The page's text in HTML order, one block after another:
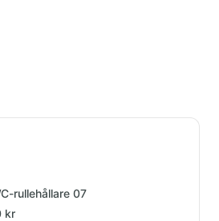
rullehållare 07
kr